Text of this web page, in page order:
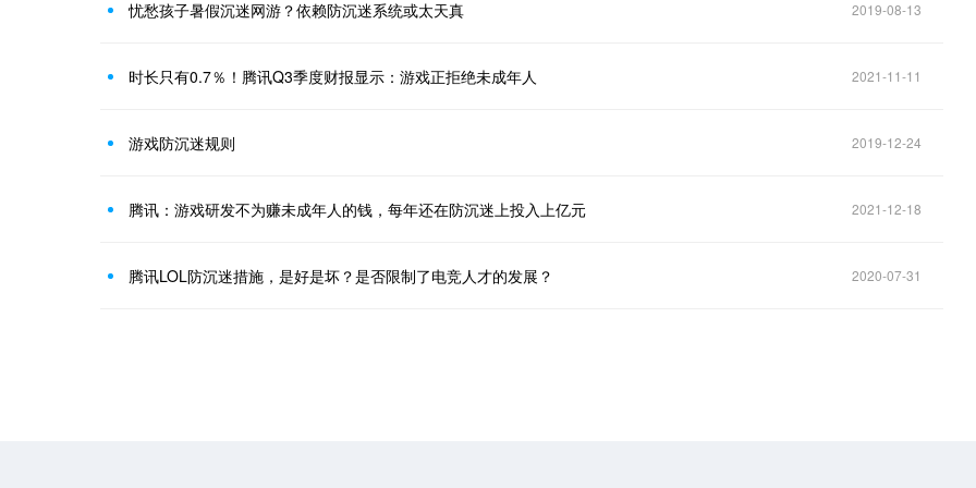
忧愁孩子暑假沉迷网游？依赖防沉迷系统或太天真 2019-08-13
时长只有0.7％！腾讯Q3季度财报显示：游戏正拒绝未成年人 2021-11-11
游戏防沉迷规则 2019-12-24
腾讯：游戏研发不为赚未成年人的钱，每年还在防沉迷上投入上亿元 2021-12-18
腾讯LOL防沉迷措施，是好是坏？是否限制了电竞人才的发展？ 2020-07-31